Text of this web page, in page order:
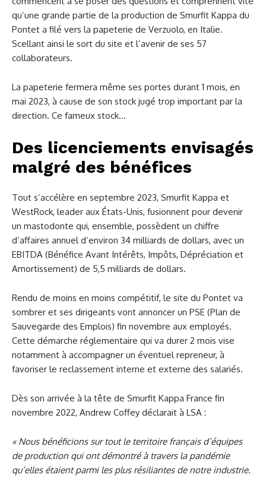
qu’une grande partie de la production de Smurfit Kappa du
Pontet a filé vers la papeterie de Verzuolo, en Italie.
Scellant ainsi le sort du site et l’avenir de ses 57
collaborateurs.
La papeterie fermera même ses portes durant 1 mois, en
mai 2023, à cause de son stock jugé trop important par la
direction. Ce fameux stock…
Des licenciements envisagés
malgré des bénéfices
Tout s’accélère en septembre 2023, Smurfit Kappa et
WestRock, leader aux États-Unis, fusionnent pour devenir
un mastodonte qui, ensemble, possèdent un chiffre
d’affaires annuel d’environ 34 milliards de dollars, avec un
EBITDA (Bénéfice Avant Intérêts, Impôts, Dépréciation et
Amortissement) de 5,5 milliards de dollars.
Rendu de moins en moins compétitif, le site du Pontet va
sombrer et ses dirigeants vont annoncer un PSE (Plan de
Sauvegarde des Emplois) fin novembre aux employés.
Cette démarche réglementaire qui va durer 2 mois vise
notamment à accompagner un éventuel repreneur, à
favoriser le reclassement interne et externe des salariés.
Dès son arrivée à la tête de Smurfit Kappa France fin
novembre 2022, Andrew Coffey déclarait à LSA :
« Nous bénéficions sur tout le territoire français d’équipes
de production qui ont démontré à travers la pandémie
qu’elles étaient parmi les plus résiliantes de notre industrie.